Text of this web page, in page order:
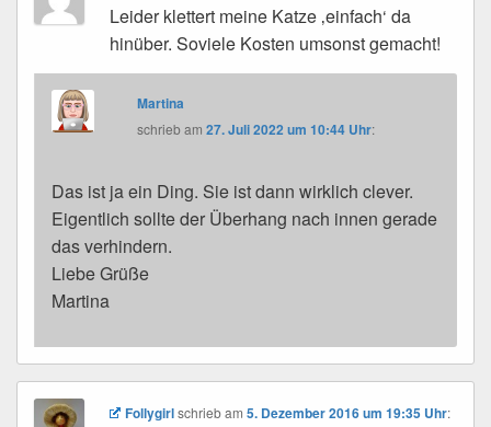
Leider klettert meine Katze ‚einfach‘ da
hinüber. Soviele Kosten umsonst gemacht!
Martina
schriebam27. Juli 2022 um 10:44 Uhr:
Das ist ja ein Ding. Sie ist dann wirklich clever.
Eigentlich sollte der Überhang nach innen gerade
das verhindern.
Liebe Grüße
Martina
Follygirlschriebam5. Dezember 2016 um 19:35 Uhr: